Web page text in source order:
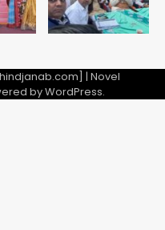
| Novel
byWordPress.